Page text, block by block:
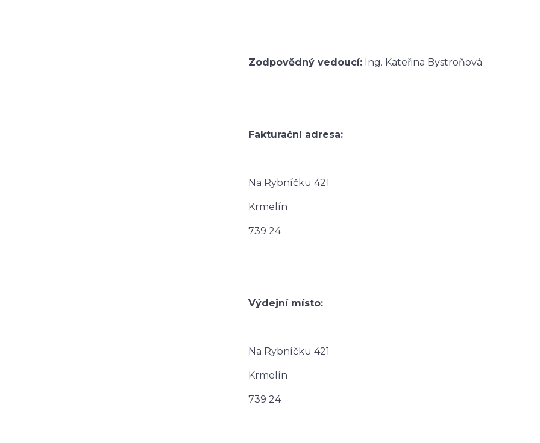
Zodpovědný vedoucí: Ing. Kateřina Bystroňová
Fakturační adresa:
Na Rybníčku 421
Krmelín
739 24
Výdejní místo:
Na Rybníčku 421
Krmelín
739 24